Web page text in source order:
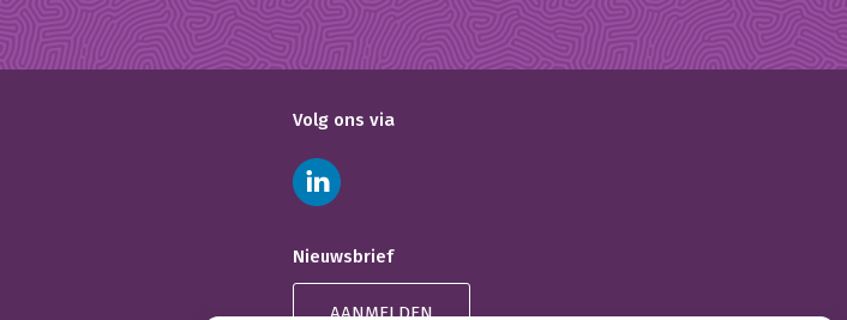
Volg ons via
Nieuwsbrief
AANMELDEN